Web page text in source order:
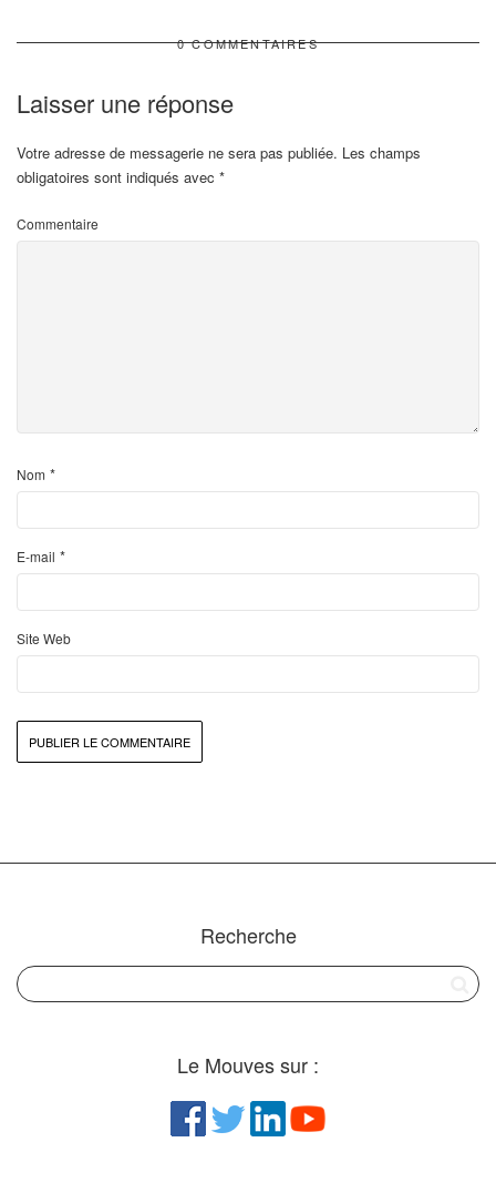
0 COMMENTAIRES
Laisser une réponse
Votre adresse de messagerie ne sera pas publiée. Les champs
obligatoires sont indiqués avec *
Commentaire
Nom *
E-mail *
Site Web
Recherche
Le Mouves sur :